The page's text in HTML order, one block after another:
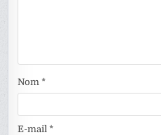
Nom*
E-mail*